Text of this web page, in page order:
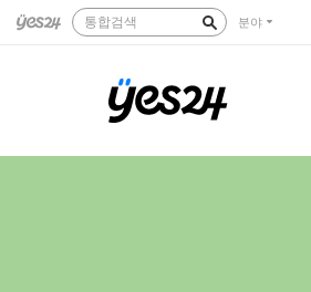
통합검색 분야